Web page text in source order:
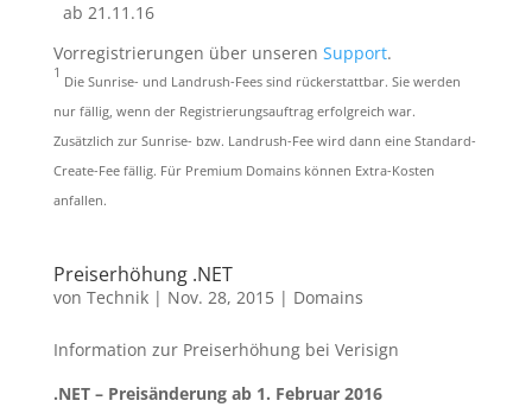
ab 21.11.16
Vorregistrierungen über unseren Support.
1
Die Sunrise- und Landrush-Fees sind rückerstattbar. Sie werden
nur fällig, wenn der Registrierungsauftrag erfolgreich war.
Zusätzlich zur Sunrise- bzw. Landrush-Fee wird dann eine Standard-
Create-Fee fällig. Für Premium Domains können Extra-Kosten
anfallen.
Preiserhöhung .NET
von Technik| Nov. 28, 2015| Domains
Information zur Preiserhöhung bei Verisign
.NET – Preisänderung ab 1. Februar 2016